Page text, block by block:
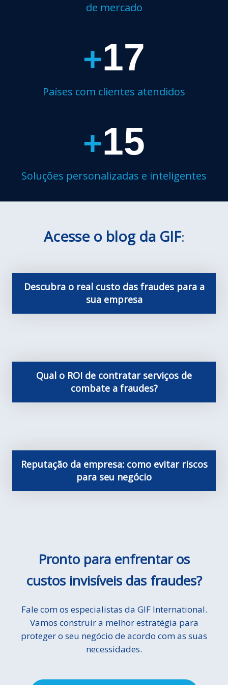
de mercado
+17
Países com clientes atendidos
+15
Soluções personalizadas e inteligentes
Acesse o blog da GIF:
Descubra o real custo das fraudes para a
sua empresa
Qual o ROI de contratar serviços de
combate a fraudes?
Reputação da empresa: como evitar riscos
para seu negócio
Pronto para enfrentar os
custos invisíveis das fraudes?
Fale com os especialistas da GIF International.
Vamos construir a melhor estratégia para
proteger o seu negócio de acordo com as suas
necessidades.